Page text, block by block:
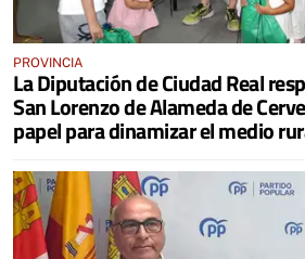
PROVINCIA
La Diputación de Ciudad Real
San Lorenzo de Alameda de
papel para dinamizar el medio